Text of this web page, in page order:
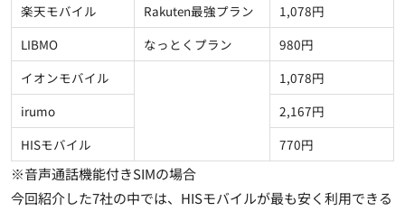
楽天モバイル
Rakuten最強プラン
1,078円
LIBMO
なっとくプラン
980円
イオンモバイル
1,078円
irumo
2,167円
HISモバイル
770円
※音声通話機能付きSIMの場合
今回紹介した7社の中では、 HISモバイルが最も安く利用できる